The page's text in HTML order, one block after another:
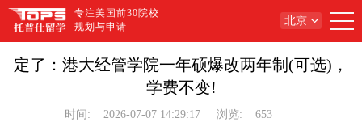
专注美国前30院校
规划与申请
北京
定了：港大经管学院一年硕爆改两年制(可选)，
学费不变!
时间: 2026-07-07 14:29:17 浏览: 653